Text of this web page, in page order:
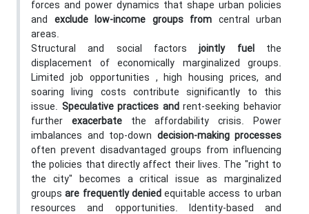
forces and power dynamics that shape urban policies
and exclude low-income groups from central urban
areas.
Structural and social factorsjointly fuelthe
displacement of economically marginalized groups.
Limited job opportunities , high housing prices, and
soaring living costs contribute significantly to this
issue. Speculative practices andrent-seeking behavior
further exacerbatethe affordability crisis. Power
imbalances and top-down decision-making processes
often prevent disadvantaged groups from influencing
the policies that directly affect their lives. The "right to
the city" becomes a critical issue as marginalized
groupsare frequently deniedequitable access to urban
resources and opportunities. Identity-based and